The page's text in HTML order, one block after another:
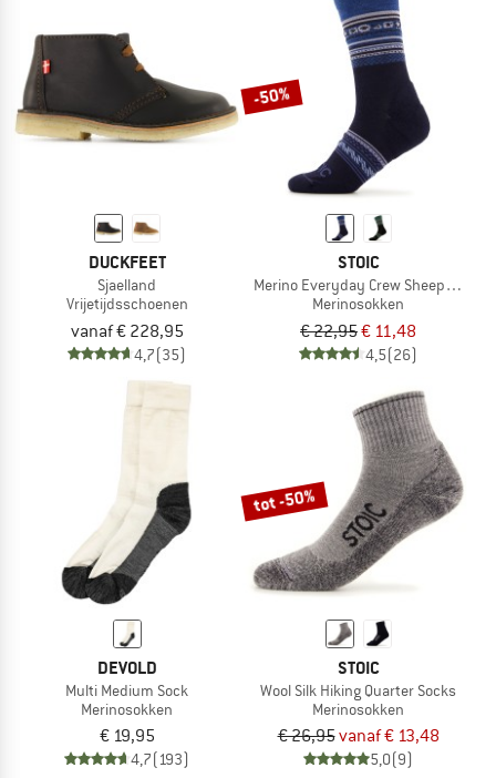
DUCKFEET
Sjaelland
Vrijetijdsschoenen
vanaf € 228,95
4,7(35)
-50%
STOIC
Merino Everyday Crew Sheep Socks
Merinosokken
€ 22,95€ 11,48
4,5(26)
DEVOLD
Multi Medium Sock
Merinosokken
€ 19,95
4,7(193)
tot -50%
STOIC
Wool Silk Hiking Quarter Socks
Merinosokken
€ 26,95vanaf € 13,48
5,0(9)